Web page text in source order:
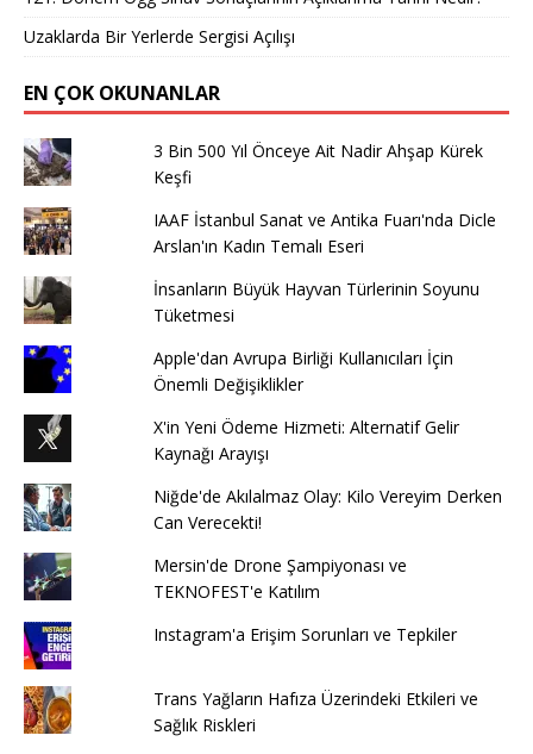
Uzaklarda Bir Yerlerde Sergisi Açılışı
EN ÇOK OKUNANLAR
3 Bin 500 Yıl Önceye Ait Nadir Ahşap Kürek
Keşfi
IAAF İstanbul Sanat ve Antika Fuarı'nda Dicle
Arslan'ın Kadın Temalı Eseri
İnsanların Büyük Hayvan Türlerinin Soyunu
Tüketmesi
Apple'dan Avrupa Birliği Kullanıcıları İçin
Önemli Değişiklikler
X'in Yeni Ödeme Hizmeti: Alternatif Gelir
Kaynağı Arayışı
Niğde'de Akılalmaz Olay: Kilo Vereyim Derken
Can Verecekti!
Mersin'de Drone Şampiyonası ve
TEKNOFEST'e Katılım
Instagram'a Erişim Sorunları ve Tepkiler
Trans Yağların Hafıza Üzerindeki Etkileri ve
Sağlık Riskleri